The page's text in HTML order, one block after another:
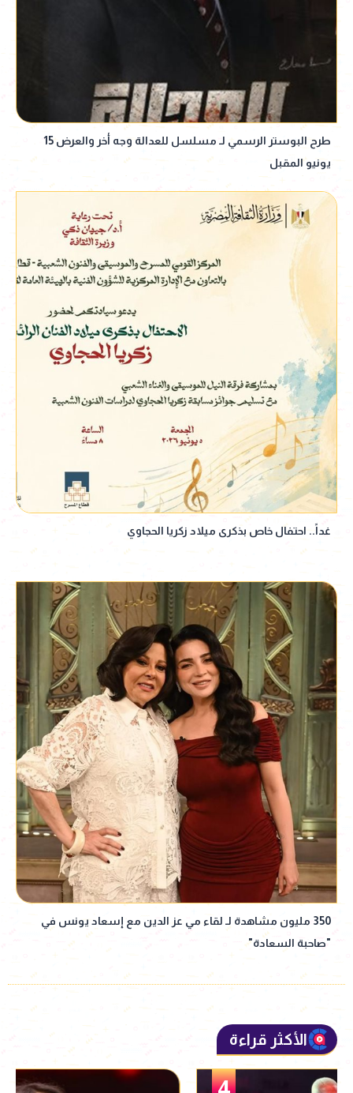
طرح البوستر الرسمي لـ مسلسل للعدالة وجه أخر والعرض 15
يونيو المقبل
غداً.. احتفال خاص بذكرى ميلاد زكريا الحجاوي
350 مليون مشاهدة لـ لقاء مي عز الدين مع إسعاد يونس في
"صاحبة السعادة"
الأكثر قراءة